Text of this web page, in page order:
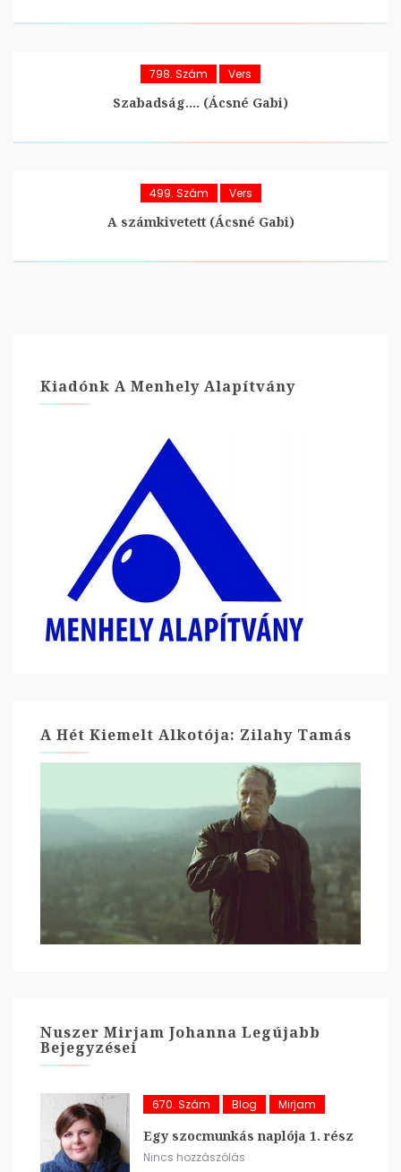
798. Szám Vers
Szabadság…. (Ácsné Gabi)
499. Szám Vers
A számkivetett (Ácsné Gabi)
Kiadónk A Menhely Alapítvány
A Hét Kiemelt Alkotója: Zilahy Tamás
Nuszer Mirjam Johanna Legújabb
Bejegyzései
670. Szám Blog Mirjam
Egy szocmunkás naplója 1. rész
Nincs hozzászólás